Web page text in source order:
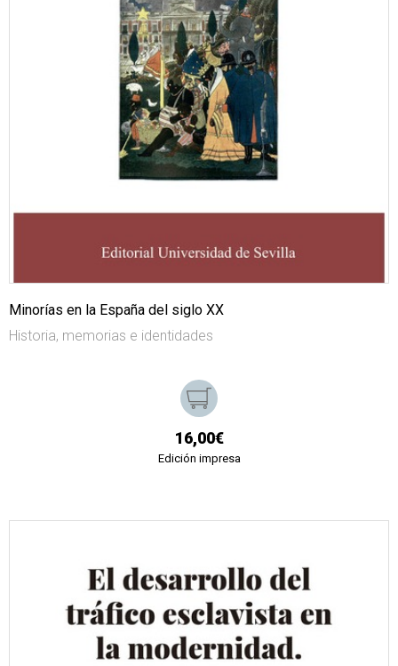
Minorías en la España del siglo XX
Historia, memorias e identidades
16,00€
Edición impresa